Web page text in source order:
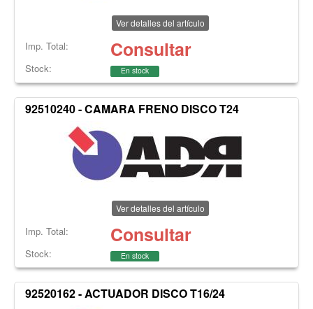
Ver detalles del artículo
Imp. Total: Consultar
Stock: En stock
92510240 - CAMARA FRENO DISCO T24
Ver detalles del artículo
Imp. Total: Consultar
Stock: En stock
92520162 - ACTUADOR DISCO T16/24